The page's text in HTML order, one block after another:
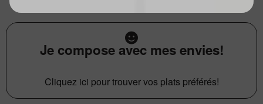
Je compose avec mes envies!
Cliquez ici pour trouver vos plats préférés!